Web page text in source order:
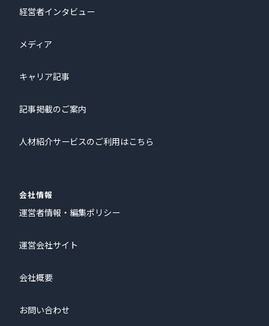
経営者インタビュー
メディア
キャリア記事
記事掲載のご案内
人材紹介サービスのご利用はこちら
会社情報
運営者情報・編集ポリシー
運営会社サイト
会社概要
お問い合わせ